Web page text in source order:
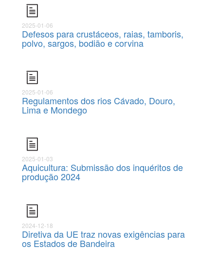
2025-01-06
Defesos para crustáceos, raias, tamboris,
polvo, sargos, bodião e corvina
2025-01-06
Regulamentos dos rios Cávado, Douro,
Lima e Mondego
2025-01-03
Aquicultura: Submissão dos inquéritos de
produção 2024
2024-12-18
Diretiva da UE traz novas exigências para
os Estados de Bandeira